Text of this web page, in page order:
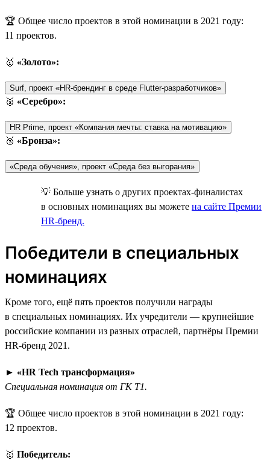
🏆 Общее число проектов в этой номинации в 2021 году:
11 проектов.
🥇 «Золото»:
Surf, проект «HR-брендинг в среде Flutter-разработчиков»
🥈 «Серебро»:
HR Prime, проект «Компания мечты: ставка на мотивацию»
🥉 «Бронза»:
«Среда обучения», проект «Среда без выгорания»
💡 Больше узнать о других проектах-финалистах
в основных номинациях вы можете на сайте Премии
HR-бренд.
Победители в специальных
номинациях
Кроме того, ещё пять проектов получили награды
в специальных номинациях. Их учредители — крупнейшие
российские компании из разных отраслей, партнёры Премии
HR-бренд 2021.
► «HR Tech трансформация»
Специальная номинация от ГК Т1.
🏆 Общее число проектов в этой номинации в 2021 году:
12 проектов.
🥇 Победитель: